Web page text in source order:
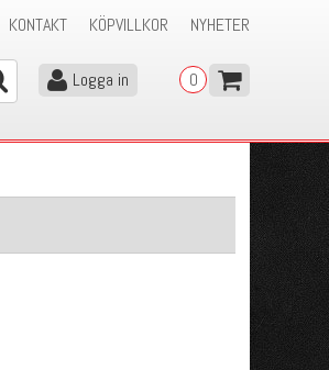
NYHETER
KÖPVILLKOR
KONTAKT
0
Logga in